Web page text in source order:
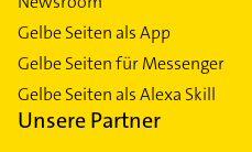
Gelbe Seiten als App
Gelbe Seiten für Messenger
Gelbe Seiten als Alexa Skill
Unsere Partner